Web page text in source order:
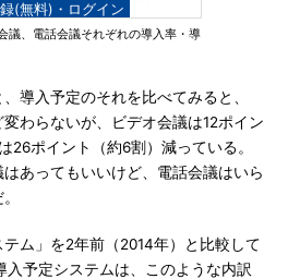
(無料)・ログイン
議、電話会議それぞれの導入率・導
導入予定のそれを比べてみると、
わらないが、ビデオ会議は12ポイン
26ポイント（約6割）減っている。
あってもいいけど、電話会議はいら
ム」を2年前（2014年）と比較して
入予定システムは、このような内訳